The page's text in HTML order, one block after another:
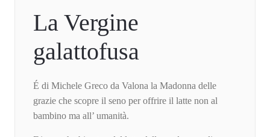
La Vergine
galattofusa
É di Michele Greco da Valona la Madonna delle
grazie che scopre il seno per offrire il latte non al
bambino ma all’ umanità.